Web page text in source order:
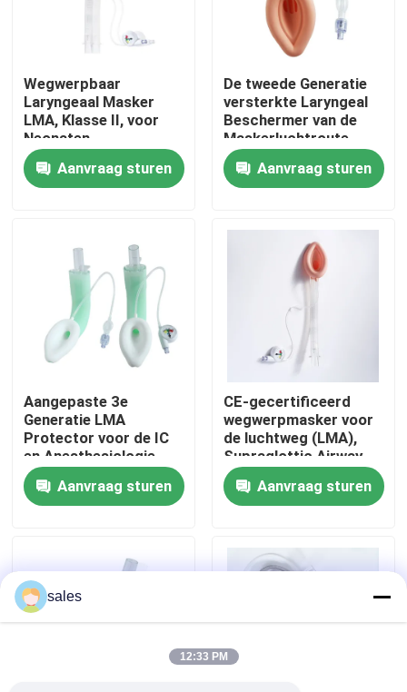
Thuis
VR-show
Over ons
Fabrieksreis
Kwaliteitscontrole
Contacteer ons
nieuws
Alle Gevallen
Wegwerpbaar
Laryngeaal Masker
LMA, Klasse II, voor
Neonaten
Aanvraag sturen
De tweede Generatie
versterkte Laryngeal
Beschermer van de
Maskerluchtroute
LMA met ProefBalloon
Aanvraag sturen
Aangepaste 3e
Generatie LMA
Protector voor de IC
en Anesthesiologie
Aanvraag sturen
CE-gecertificeerd
wegwerpmasker voor
de luchtweg (LMA),
Supraglottic Airway
Device
Aanvraag sturen
sales
12:33 PM